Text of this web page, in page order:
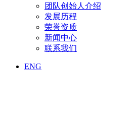
团队创始人介绍
发展历程
荣誉资质
新闻中心
联系我们
ENG